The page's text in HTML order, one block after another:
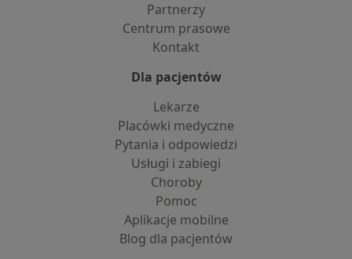
Partnerzy
Centrum prasowe
Kontakt
Dla pacjentów
Lekarze
Placówki medyczne
Pytania i odpowiedzi
Usługi i zabiegi
Choroby
Pomoc
Aplikacje mobilne
Blog dla pacjentów